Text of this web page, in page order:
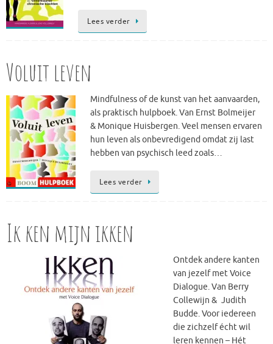
Lees verder
Voluit leven
Mindfulness of de kunst van het aanvaarden,
als praktisch hulpboek. Van Ernst Bolmeijer
& Monique Huisbergen. Veel mensen ervaren
hun leven als onbevredigend omdat zij last
hebben van psychisch leed zoals…
Lees verder
Ik ken mijn ikken
Ontdek andere kanten
van jezelf met Voice
Dialogue. Van Berry
Collewijn & Judith
Budde. Voor iedereen
die zichzelf écht wil
leren kennen – Hét